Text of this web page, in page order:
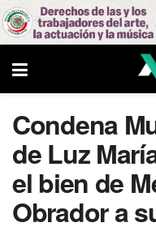
Condena
de Luz
el bien de
Obrador a